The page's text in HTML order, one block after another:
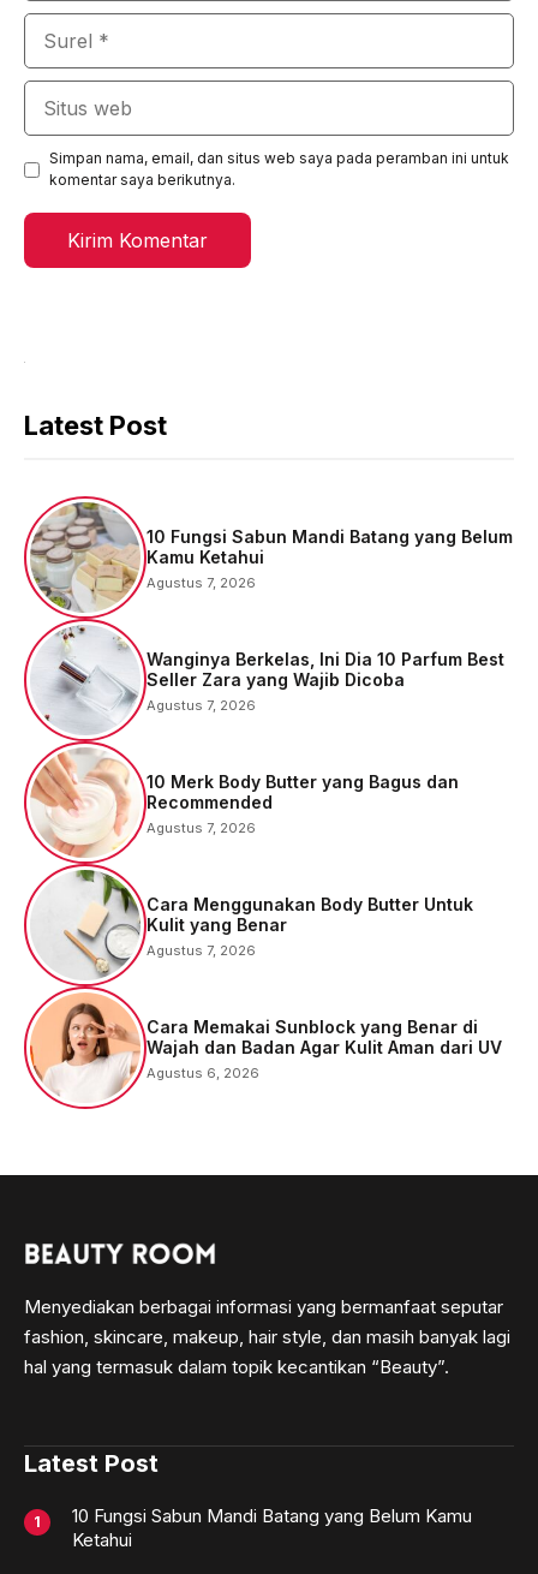
Simpan nama, email, dan situs web saya pada peramban ini untuk
komentar saya berikutnya.
Latest Post
10 Fungsi Sabun Mandi Batang yang Belum
Kamu Ketahui
Agustus 7, 2026
Wanginya Berkelas, Ini Dia 10 Parfum Best
Seller Zara yang Wajib Dicoba
Agustus 7, 2026
10 Merk Body Butter yang Bagus dan
Recommended
Agustus 7, 2026
Cara Menggunakan Body Butter Untuk
Kulit yang Benar
Agustus 7, 2026
Cara Memakai Sunblock yang Benar di
Wajah dan Badan Agar Kulit Aman dari UV
Agustus 6, 2026
Menyediakan berbagai informasi yang bermanfaat seputar
fashion, skincare, makeup, hair style, dan masih banyak lagi
hal yang termasuk dalam topik kecantikan “Beauty”.
Latest Post
10 Fungsi Sabun Mandi Batang yang Belum Kamu
Ketahui